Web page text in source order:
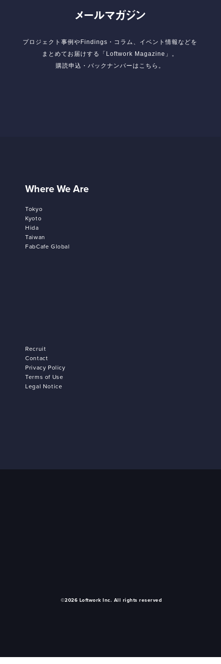
メールマガジン
プロジェクト事例やFindings・コラム、イベント情報などを
まとめてお届けする「Loftwork Magazine」。
購読申込・バックナンバーはこちら。
Where We Are
Tokyo
Kyoto
Hida
Taiwan
FabCafe Global
Recruit
Contact
Privacy Policy
Terms of Use
Legal Notice
©2026 Loftwork Inc. All rights reserved